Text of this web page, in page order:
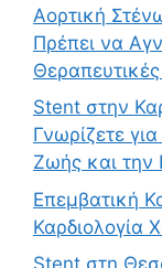
Αορτική
Πρέπει να
Stent στην
Γνωρίζετε
Ζωής και την
Επεμβατική
Καρδιολογία